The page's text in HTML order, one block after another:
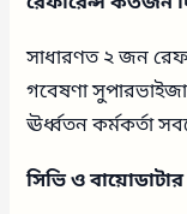
সাধারণত ২ জন
গবেষণা
ঊর্ধ্বতন কর্মকর্তা
সিভি ও বায়োডাটার